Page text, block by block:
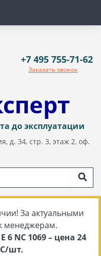
до эксплуатации
д. 34, стр. 3, этаж 2, оф.
+7 495 755-71-62
Заказать звонок
За актуальными
менеджерам.
6 NC 1069 – цена 24
шт.